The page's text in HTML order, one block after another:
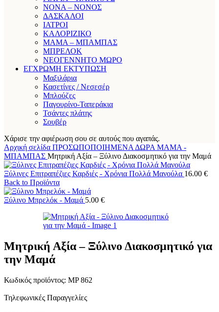
ΝΟΝΑ – ΝΟΝΟΣ
ΔΑΣΚΑΛΟΙ
ΙΑΤΡΟΙ
ΚΑΛΟΡΙΖΙΚΟ
ΜΑΜΑ – ΜΠΑΜΠΑΣ
ΜΠΡΕΛΟΚ
ΝΕΟΓΕΝΝΗΤΟ ΜΩΡΟ
ΕΓΧΡΩΜΗ ΕΚΤΥΠΩΣΗ
Μαξιλάρια
Κασετίνες / Νεσεσέρ
Μπλούζες
Παγουρίνο-Ταπεράκια
Τσάντες πλάτης
Σουβέρ
Χάρισε την αφιέρωση σου σε αυτούς που αγαπάς.
Αρχική σελίδα ΠΡΟΣΩΠΟΠΟΙΗΜΕΝΑ ΔΩΡΑ ΜΑΜΑ -
ΜΠΑΜΠΑΣ Μητρική Αξία – Ξύλινο Διακοσμητικό για την Μαμά
Ξύλινες Επιτραπέζιες Καρδιές - Χρόνια Πολλά Μανούλα 16.00 €
Back to Προϊόντα
Ξύλινο Μπρελόκ - Μαμά 5.00 €
Μητρική Αξία – Ξύλινο Διακοσμητικό για
την Μαμά
Κωδικός προϊόντος: MP 862
Τηλεφωνικές Παραγγελίες